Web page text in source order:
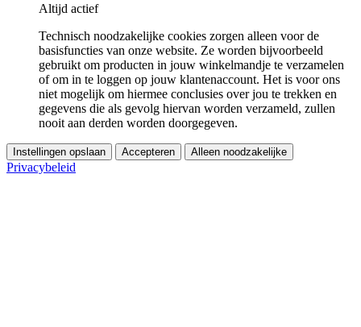
Altijd actief
Technisch noodzakelijke cookies zorgen alleen voor de
basisfuncties van onze website. Ze worden bijvoorbeeld
gebruikt om producten in jouw winkelmandje te verzamelen
of om in te loggen op jouw klantenaccount. Het is voor ons
niet mogelijk om hiermee conclusies over jou te trekken en
gegevens die als gevolg hiervan worden verzameld, zullen
nooit aan derden worden doorgegeven.
Instellingen opslaan Accepteren Alleen noodzakelijke
Privacybeleid